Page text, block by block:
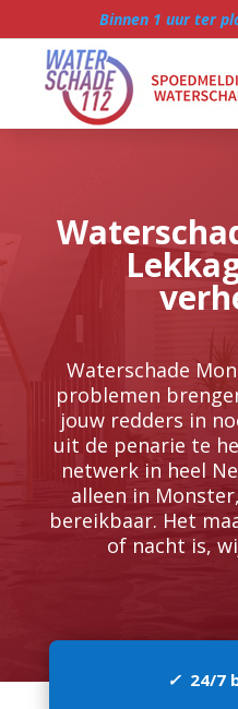
Binnen 1 uur ter
Waterschade
problemen
jouw redders in
uit de penarie te
netwerk in heel
alleen in
bereikbaar.​ Het
of nacht is,
✓ 24/7